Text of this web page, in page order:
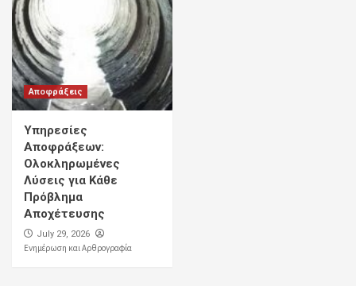
Αποφράξεις
Υπηρεσίες
Αποφράξεων:
Ολοκληρωμένες
Λύσεις για Κάθε
Πρόβλημα
Αποχέτευσης
July 29, 2026
Ενημέρωση και Αρθρογραφία